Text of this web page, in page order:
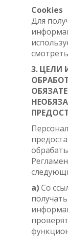
Cookies
Для
смотреть
3. ЦЕЛИ
a)Со